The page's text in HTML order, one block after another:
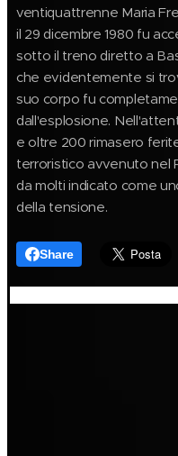
ventiquattrenne Maria
il 29 dicembre 1980 fu
sotto il treno diretto a
che evidentemente si
suo corpo fu
dall'esplosione.
e oltre 200 rimasero
terroristico avvenuto nel
da molti indicato come
della tensione.
Share